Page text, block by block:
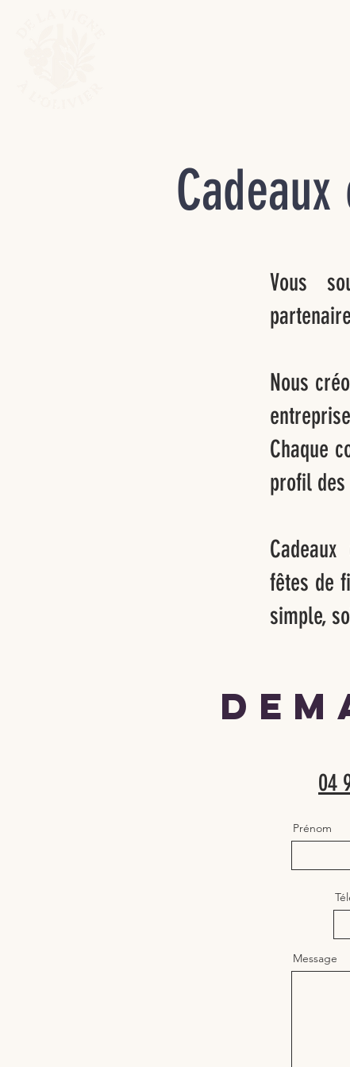
Vous
Nous
Chaque
profil des
fêtes de
simple,
04
Prénom
Message